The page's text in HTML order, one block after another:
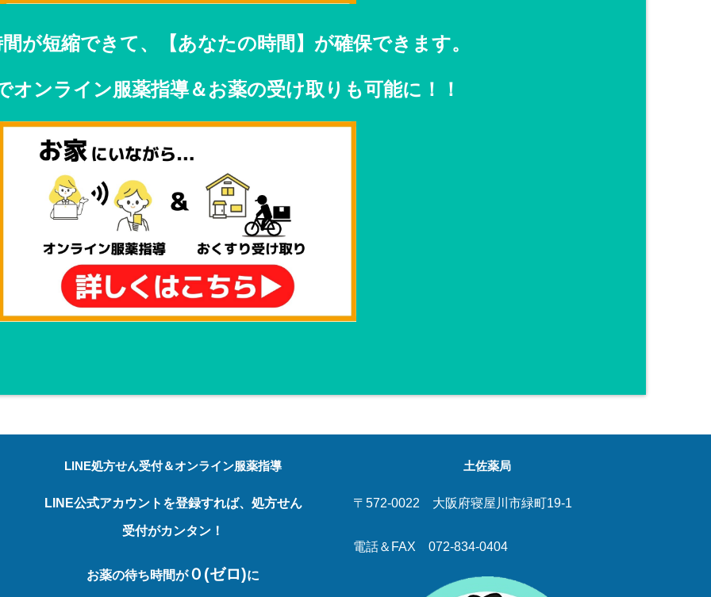
が短縮できて、 【あなたの時間】が確保できます。
オンライン服薬指導＆お薬の受け取りも可能に！！
LINE処方せん受付＆オンライン服薬指導
LINE公式アカウントを登録すれば、処方せん
受付がカンタン！
お薬の待ち時間が０(ゼロ)に
土佐薬局
〒572-0022 大阪府寝屋川市緑町19-1
電話＆FAX 072-834-0404